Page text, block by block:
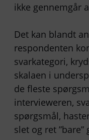
ikke gennemgår
Det kan blandt
respondenten
svarkategori,
skalaen i
de fleste
intervieweren,
spørgsmål,
slet og ret